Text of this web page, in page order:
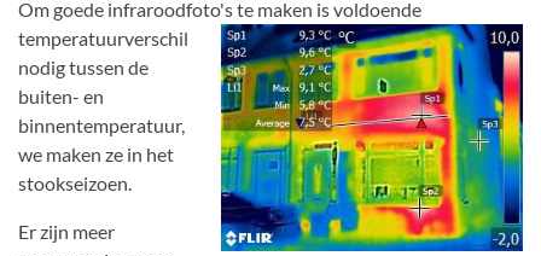
Om goede infraroodfoto's te maken is voldoende
temperatuurverschil
nodig tussen de
buiten- en
binnentemperatuur,
we maken ze in het
stookseizoen.
Er zijn meer